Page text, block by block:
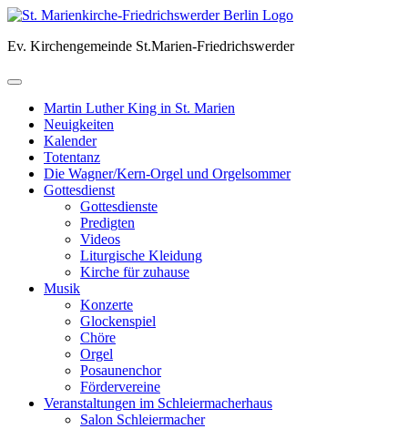
Skip
content
Ev. Kirchengemeinde St.Marien-Friedrichswerder
Martin Luther King in St. Marien
Neuigkeiten
Kalender
Totentanz
Die Wagner/Kern-Orgel und Orgelsommer
Gottesdienst
Gottesdienste
Predigten
Videos
Liturgische Kleidung
Kirche für zuhause
Musik
Konzerte
Glockenspiel
Chöre
Orgel
Posaunenchor
Fördervereine
Veranstaltungen im Schleiermacherhaus
Salon Schleiermacher